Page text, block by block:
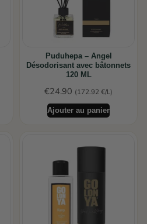
Puduhepa – Angel
Désodorisant avec bâtonnets
120 ML
€24.90 (172.92 €/L)
Ajouter au panier